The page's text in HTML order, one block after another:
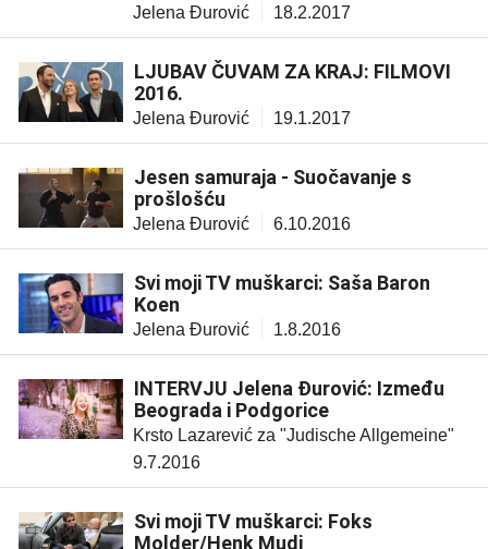
Jelena Đurović 18.2.2017
LJUBAV ČUVAM ZA KRAJ: FILMOVI
2016.
Jelena Đurović 19.1.2017
Jesen samuraja - Suočavanje s
prošlošću
Jelena Đurović 6.10.2016
Svi moji TV muškarci: Saša Baron
Koen
Jelena Đurović 1.8.2016
INTERVJU Jelena Đurović: Između
Beograda i Podgorice
Krsto Lazarević za "Judische Allgemeine"
9.7.2016
Svi moji TV muškarci: Foks
Molder/Henk Mudi